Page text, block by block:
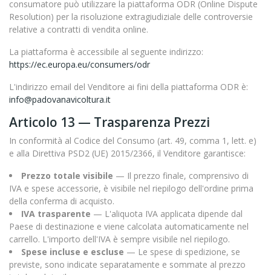
consumatore può utilizzare la piattaforma ODR (Online Dispute
Resolution) per la risoluzione extragiudiziale delle controversie
relative a contratti di vendita online.
La piattaforma è accessibile al seguente indirizzo:
https://ec.europa.eu/consumers/odr
L'indirizzo email del Venditore ai fini della piattaforma ODR è:
info@padovanavicoltura.it
Articolo 13 — Trasparenza Prezzi
In conformità al Codice del Consumo (art. 49, comma 1, lett. e)
e alla Direttiva PSD2 (UE) 2015/2366, il Venditore garantisce:
Prezzo totale visibile — Il prezzo finale, comprensivo di
IVA e spese accessorie, è visibile nel riepilogo dell'ordine prima
della conferma di acquisto.
IVA trasparente — L'aliquota IVA applicata dipende dal
Paese di destinazione e viene calcolata automaticamente nel
carrello. L'importo dell'IVA è sempre visibile nel riepilogo.
Spese incluse e escluse — Le spese di spedizione, se
previste, sono indicate separatamente e sommate al prezzo